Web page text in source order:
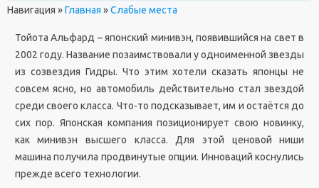
Навигация »Главная »Слабые места
Тойота Альфард – японский минивэн, появившийся на свет в
2002 году. Название позаимствовали у одноименной звезды
из созвездия Гидры. Что этим хотели сказать японцы не
совсем ясно, но автомобиль действительно стал звездой
среди своего класса. Что-то подсказывает, им и остаётся до
сих пор. Японская компания позиционирует свою новинку,
как минивэн высшего класса. Для этой ценовой ниши
машина получила продвинутые опции. Инноваций коснулись
прежде всего технологии.